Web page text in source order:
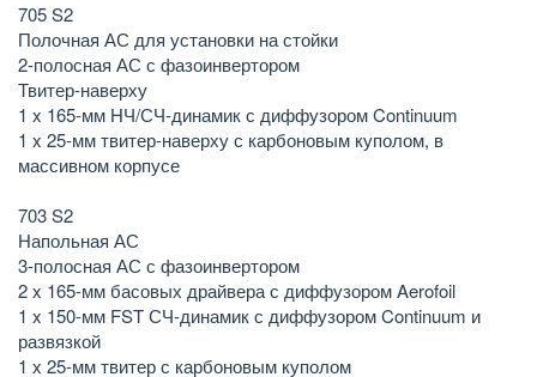
705 S2
Полочная АС для установки на стойки
2-полосная АС с фазоинвертором
Твитер-наверху
1 x 165-мм НЧ/СЧ-динамик с диффузором Continuum
1 x 25-мм твитер-наверху с карбоновым куполом, в
массивном корпусе
703 S2
Напольная АС
3-полосная АС с фазоинвертором
2 x 165-мм басовых драйвера с диффузором Aerofoil
1 x 150-мм FST СЧ-динамик с диффузором Continuum и
развязкой
1 x 25-мм твитер с карбоновым куполом